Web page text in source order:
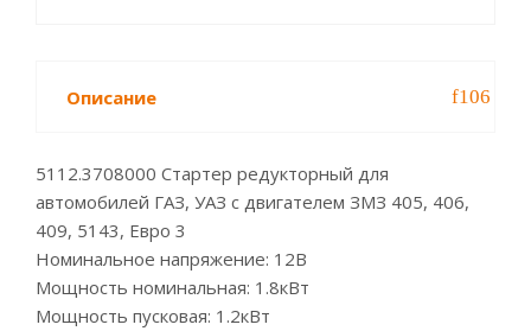
Описание
5112.3708000 Стартер редукторный для
автомобилей ГАЗ, УАЗ с двигателем ЗМЗ 405, 406,
409, 5143, Евро 3
Номинальное напряжение: 12В
Мощность номинальная: 1.8кВт
Мощность пусковая: 1.2кВт